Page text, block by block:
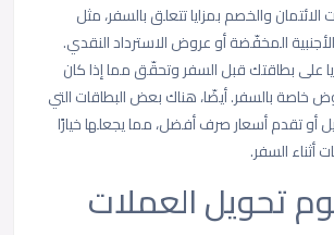
الائتمان والخصم بمزايا تتعلق بالسفر، مثل
المخفّضة أو عروض الاسترداد النقدي.
على بطاقتك قبل السفر وتحقّق مما إذا كان
بالسفر. أيضّا، هناك بعض البطاقات التي
أو تقدم أسعار صرف أفضل، مما يجعلها خيارًا
أثناء السفر.
تحويل العملات